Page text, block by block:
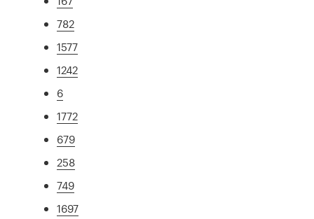
782
1577
1242
6
1772
679
258
749
1697